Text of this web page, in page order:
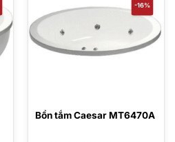
-16%
Bồn tắm Caesar MT6470A